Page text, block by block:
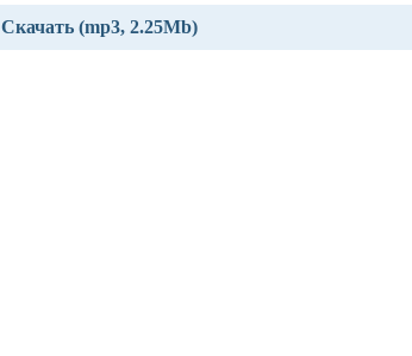
Скачать (mp3, 2.25Mb)